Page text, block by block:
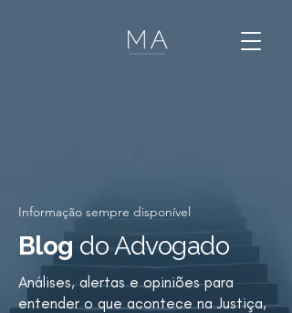
Informação sempre disponível
Blog do Advogado
Análises, alertas e opiniões para
entender o que acontece na Justiça,